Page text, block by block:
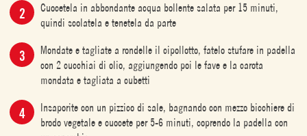
Cuocetela in abbondante acqua bollente salata per 15 minuti,
quindi scolatela e tenetela da parte
Mondate e tagliate a rondelle il cipollotto, fatelo stufare in padella
con 2 cucchiai di olio, aggiungendo poi le fave e la carota
mondata e tagliata a cubetti
Insaporite con un pizzico di sale, bagnando con mezzo bicchiere di
brodo vegetale e cuocete per 5-6 minuti, coprendo la padella con